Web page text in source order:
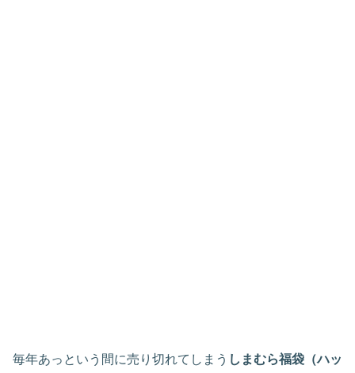
毎年あっという間に売り切れてしまう しまむら福袋（ハッ